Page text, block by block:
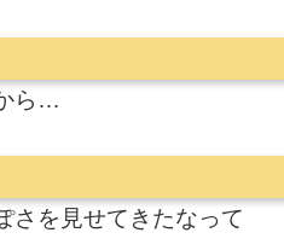
ら…
さを見せてきたなって